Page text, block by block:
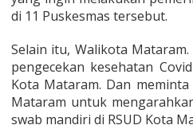
di 11 Puskesmas tersebut.
Selain itu, Walikota
pengecekan kesehatan
Kota Mataram. Dan
Mataram untuk
swab mandiri di RSUD Kota